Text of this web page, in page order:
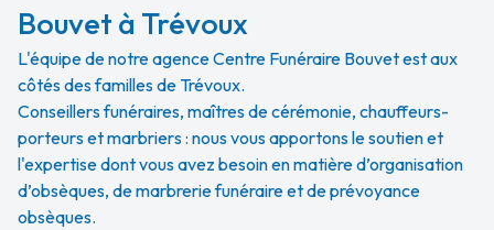
Bouvet à Trévoux
L'équipe de notre agence Centre Funéraire Bouvet est aux
côtés des familles de Trévoux.
Conseillers funéraires, maîtres de cérémonie, chauffeurs-
porteurs et marbriers : nous vous apportons le soutien et
l'expertise dont vous avez besoin en matière d’organisation
d’obsèques, de marbrerie funéraire et de prévoyance
obsèques.